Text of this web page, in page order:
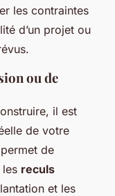
les contraintes
d’un projet ou
ou de
il est
de votre
de
reculs
et les